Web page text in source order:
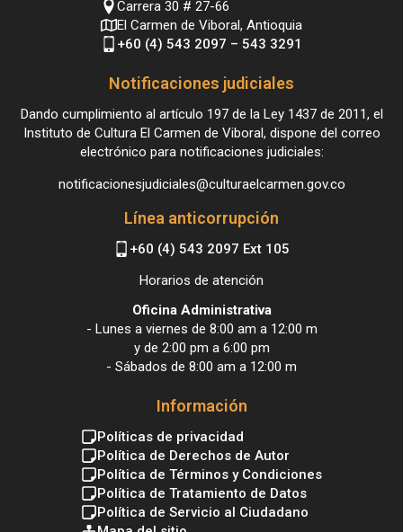
Carrera 30 # 27-66
El Carmen de Viboral, Antioquia
+60 (4) 543 2097 – 543 3291
Notificaciones judiciales
Dando cumplimiento al artículo 197 de la Ley 1437 de 2011, el
Instituto de Cultura El Carmen de Viboral, dispone del correo
electrónico para notificaciones judiciales:
notificacionesjudiciales@culturaelcarmen.gov.co
Línea anticorrupción
+60 (4) 543 2097 Ext 105
Horarios de atención
Oficina Administrativa
- Lunes a viernes de 8:00 am a 12:00 m
y de 2:00 pm a 6:00 pm
- Sábados de 8:00 am a 12:00 m
Información
Políticas de privacidad
Política de Derechos de Autor
Política de Términos y Condiciones
Política de Tratamiento de Datos
Política de Servicio al Ciudadano